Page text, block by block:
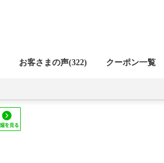
お客さまの声(322) クーポン一覧